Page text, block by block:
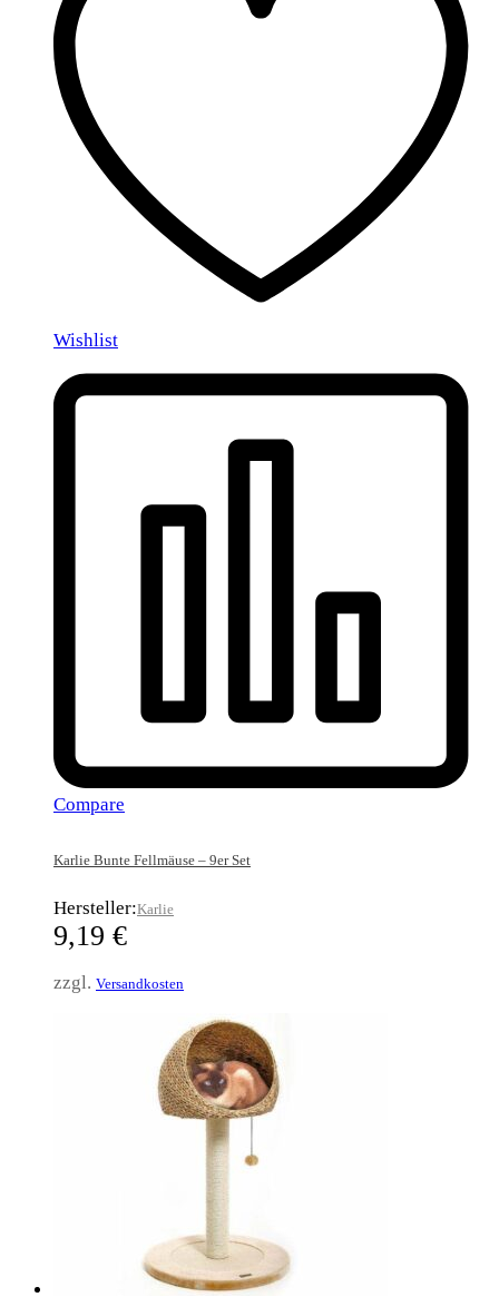
Wishlist
Compare
Karlie Bunte Fellmäuse – 9er Set
Hersteller:Karlie
9,19 €
zzgl. Versandkosten